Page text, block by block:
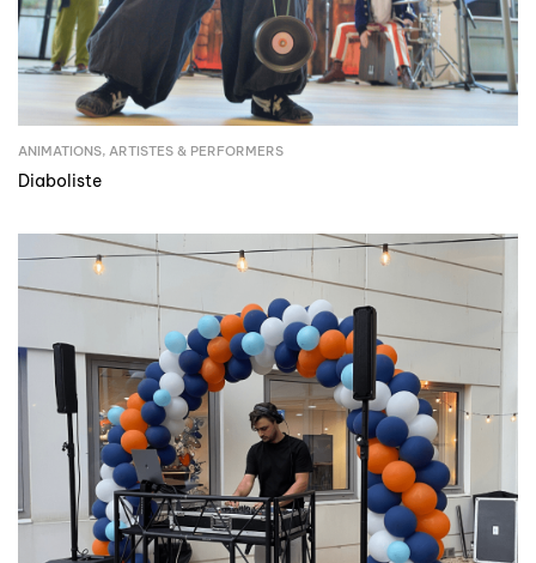
ANIMATIONS, ARTISTES & PERFORMERS
Diaboliste